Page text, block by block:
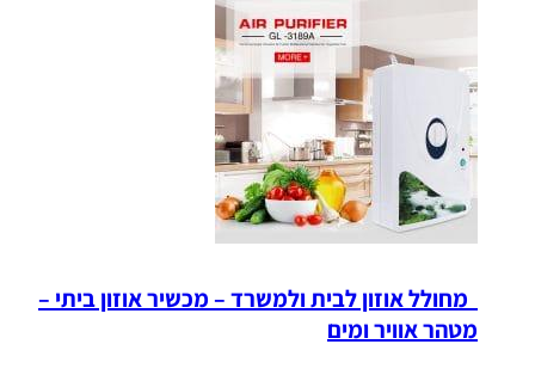
מחולל אוזון לבית ולמשרד – מכשיר אוזון ביתי –
מטהר אוויר ומים